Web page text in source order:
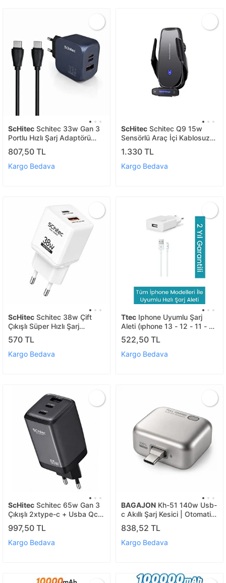
ScHitec Schitec 33w Gan 3
Portlu Hızlı Şarj Adaptörü
Usb-c + Usb-a + Lightning
1m Kablolu Set Siyah Q5
807,50 TL
Kargo Bedava
ScHitec Schitec Q9 15w
Sensörlü Araç İçi Kablosuz
Hızlı Şarj Aleti Ve Telefon
Tutucu Siyah
1.330 TL
Kargo Bedava
ScHitec Schitec 38w Çift
Çıkışlı Süper Hızlı Şarj
Adaptörü Usb-a Qc 3.0 +
Type-c Pd Beyaz Hg/ta-
38eu
570 TL
Kargo Bedava
Ttec Iphone Uyumlu Şarj
Aleti (i̇phone 13 - 12 - 11 - X-
8-7-6 Uyumlu) 2.1a Hızlı Şarj
Aleti
522,50 TL
Kargo Bedava
ScHitec Schitec 65w Gan 3
Çıkışlı 2xtype-c + Usba Qc
3.0 Hızlı Şarj Adaptörü
Başlığı Hg/ta-56eu
997,50 TL
Kargo Bedava
BAGAJON Kh-51 140w Usb-
c Akıllı Şarj Kesici | Otomatik
Güç Kesme Adaptörü
838,52 TL
Kargo Bedava